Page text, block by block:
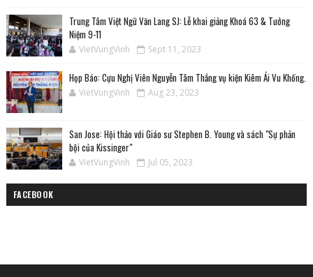
Trung Tâm Việt Ngữ Văn Lang SJ: Lễ khai giảng Khoá 63 & Tưởng
Niệm 9-11
VietVungVinh Sept 11, 2023
Họp Báo: Cựu Nghị Viên Nguyễn Tâm Thắng vụ kiện Kiêm Ái Vu Khống.
VietVungVinh Aug 23, 2023
San Jose: Hội thảo với Giáo sư Stephen B. Young và sách "Sự phản
bội của Kissinger"
VietVungVinh Jul 05, 2023
FACEBOOK